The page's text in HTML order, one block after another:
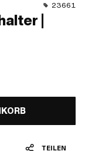
23661
|
TEILEN